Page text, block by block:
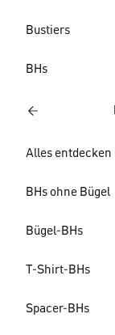
Bustiers
BHs
Alles entdecken
BHs ohne Bügel
Bügel-BHs
T-Shirt-BHs
Spacer-BHs